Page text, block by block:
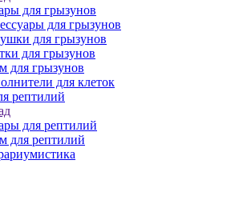
для грызунов
для грызунов
для грызунов
для грызунов
для грызунов
для клеток
рептилий
для рептилий
для рептилий